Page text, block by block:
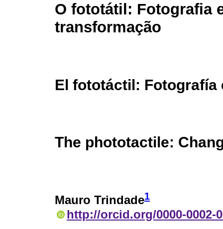
O fototátil: Fotografia
transformação
El fototáctil:
The phototactile:
Mauro Trindade1
http://orcid.org/0000-0002-